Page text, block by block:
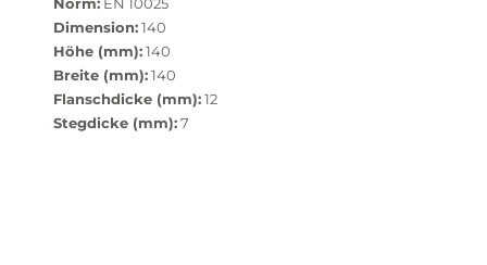
Dimension:140
Höhe (mm):140
Breite (mm):140
Flanschdicke (mm):12
Stegdicke (mm):7